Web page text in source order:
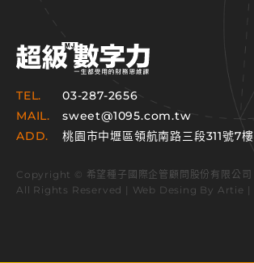
TEL.
03-287-2656
MAIL.
sweet@1095.com.tw
ADD.
桃園市中壢區領航南路三段311號7樓
Copyright © 希望種子國際企管顧問股份有限公司
All Rights Reserved | Web Desing By Artie |